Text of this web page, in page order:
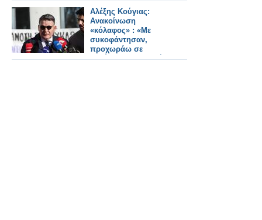
Αλέξης Κούγιας:
Ανακοίνωση
«κόλαφος» : «Με
συκοφάντησαν,
προχωράω σε
μηνύσεις και αγωγές»